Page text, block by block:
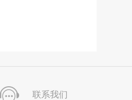
联系我们